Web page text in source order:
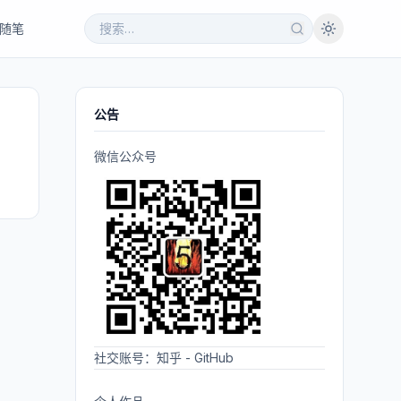
随笔
公告
微信公众号
社交账号： 知乎 - GitHub